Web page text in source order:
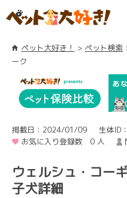
ペット大好き！ ペット検索
ーク
掲載日：2024/01/09
生体ID
お気に入り登録数 0 人
ウェルシュ・コー
子犬詳細